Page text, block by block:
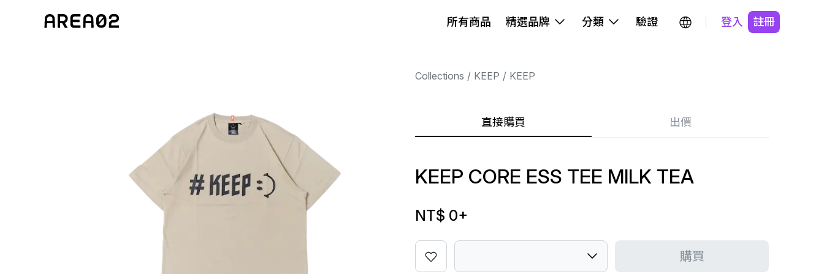
所有商品 精選品牌 分類 驗證 登入 註冊
Collections KEEP KEEP
直接購買 出價
KEEP CORE ESS TEE MILK TEA
NT$ 0+
購買